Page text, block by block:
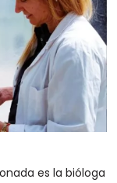
es la bióloga